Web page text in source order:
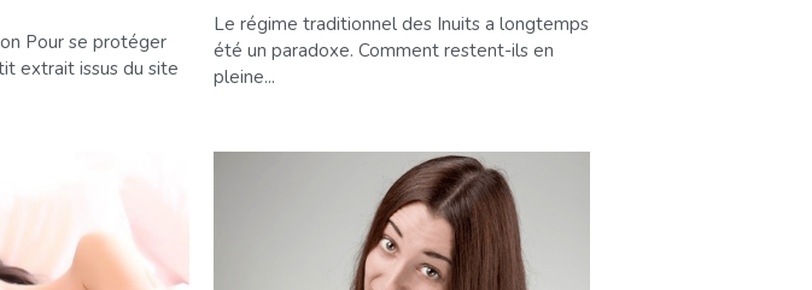
Pour se protéger
extrait issus du site
Le régime traditionnel des Inuits a longtemps
été un paradoxe. Comment restent-ils en
pleine...